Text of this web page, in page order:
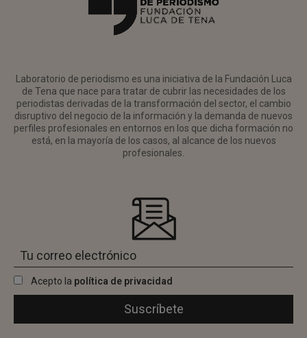
Laboratorio de periodismo es una iniciativa de la Fundación Luca
de Tena que nace para tratar de cubrir las necesidades de los
periodistas derivadas de la transformación del sector, el cambio
disruptivo del negocio de la información y la demanda de nuevos
perfiles profesionales en entornos en los que dicha formación no
está, en la mayoría de los casos, al alcance de los nuevos
profesionales.
Acepto la política de privacidad